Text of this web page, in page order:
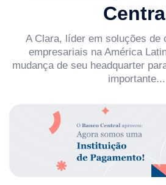
A Clara, líder em soluções de
empresariais na América
mudança de seu headquarter
importante...